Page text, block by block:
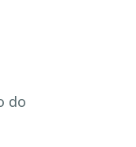
do